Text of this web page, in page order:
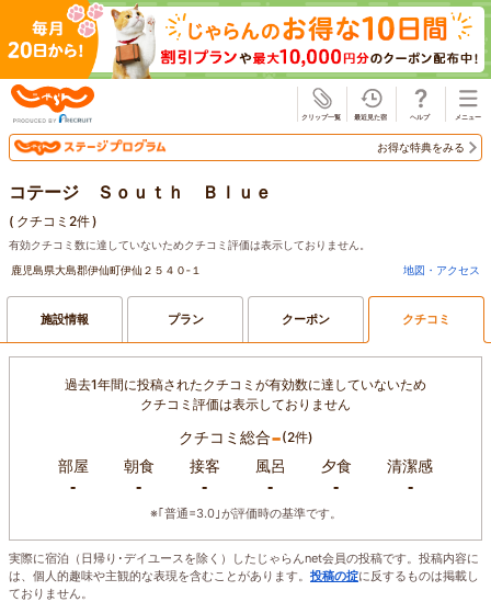
お得な特典をみる
コテージ Ｓｏｕｔｈ Ｂｌｕｅ
( クチコミ2件)
有効クチコミ数に達していないためクチコミ評価は表示しておりません。
鹿児島県大島郡伊仙町伊仙２５４０‐１
地図・アクセス
施設情報 プラン クーポン クチコミ
過去1年間に投稿されたクチコミが有効数に達していないため
クチコミ評価は表示しておりません
クチコミ総合-(2件)
部屋
-
朝食
-
接客
-
風呂
-
夕食
-
清潔感
-
※｢普通=3.0｣が評価時の基準です。
実際に宿泊（日帰り･デイユースを除く）したじゃらんnet会員の投稿です。投稿内容に
は、個人的趣味や主観的な表現を含むことがあります。 投稿の掟に反するものは掲載し
ておりません。